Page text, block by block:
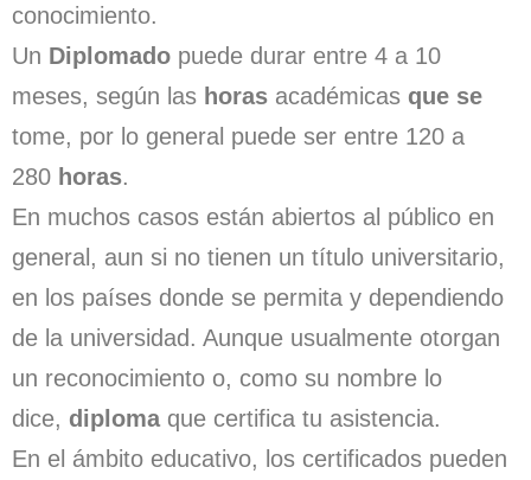
conocimiento.
Un Diplomado puede durar entre 4 a 10
meses, según las horas académicas que se
tome, por lo general puede ser entre 120 a
280 horas.
En muchos casos están abiertos al público en
general, aun si no tienen un título universitario,
en los países donde se permita y dependiendo
de la universidad. Aunque usualmente otorgan
un reconocimiento o, como su nombre lo
dice, diplomaque certifica tu asistencia.
En el ámbito educativo, los certificados pueden